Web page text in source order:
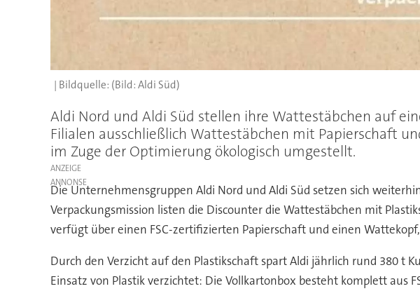
(Bild: Aldi Süd)
Aldi Nord und Aldi Süd stellen ihre Wattestäbchen auf
Filialen ausschließlich Wattestäbchen mit Papierschaft
im Zuge der Optimierung ökologisch umgestellt.
ANZEIGE
Die Unternehmensgruppen Aldi Nord und Aldi Süd setzen sich
Verpackungsmission listen die Discounter die Wattestäbchen mit
verfügt über einen FSC-zertifizierten Papierschaft und einen
Durch den Verzicht auf den Plastikschaft spart Aldi jährlich rund 380 t
Einsatz von Plastik verzichtet: Die Vollkartonbox besteht komplett